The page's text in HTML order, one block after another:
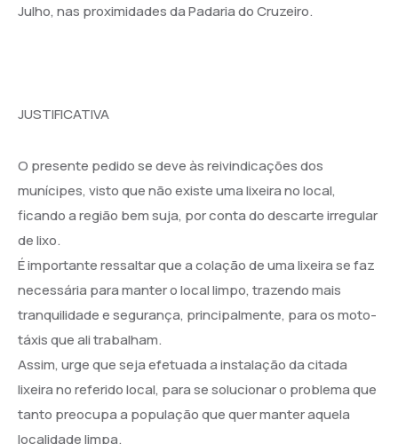
Julho, nas proximidades da Padaria do Cruzeiro.
JUSTIFICATIVA
O presente pedido se deve às reivindicações dos
munícipes, visto que não existe uma lixeira no local,
ficando a região bem suja, por conta do descarte irregular
de lixo.
É importante ressaltar que a colação de uma lixeira se faz
necessária para manter o local limpo, trazendo mais
tranquilidade e segurança, principalmente, para os moto-
táxis que ali trabalham.
Assim, urge que seja efetuada a instalação da citada
lixeira no referido local, para se solucionar o problema que
tanto preocupa a população que quer manter aquela
localidade limpa.